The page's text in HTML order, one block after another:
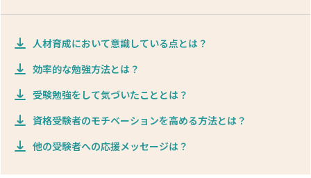
人材育成において意識している点とは？
効率的な勉強方法とは？
受験勉強をして気づいたこととは？
資格受験者のモチベーションを高める方法とは？
他の受験者への応援メッセージは？